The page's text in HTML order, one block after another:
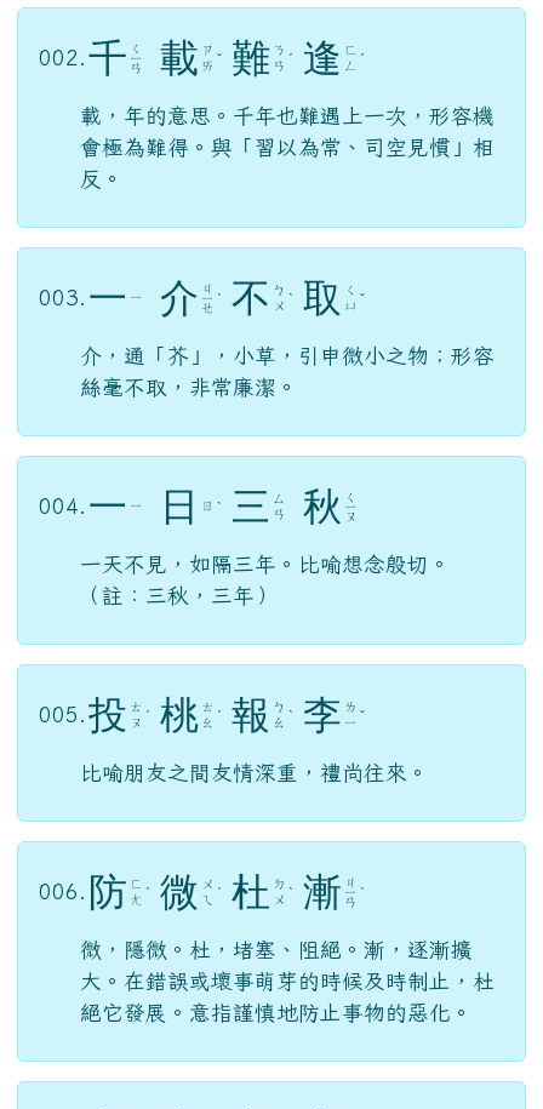
002. 千 ㄑ
ㄧ
ㄢ 載 ㄗ
ㄞ ˇ 難 ㄋ
ㄢ ˊ 逢 ㄈ
ㄥ
ˊ
載，年的意思。千年也難遇上一次，形容機
會極為難得。與「習以為常、司空見慣」相
反。
003. 一 ㄧ 介 ㄐ
ㄧ
ㄝ
ˋ 不 ㄅ
ㄨ ˋ 取
ㄑ
ㄩ ˇ
介，通「芥」，小草，引申微小之物；形容
絲毫不取，非常廉潔。
004. 一 ㄧ 日 ㄖ ˋ 三 ㄙ
ㄢ
秋 ㄑ
ㄧ
ㄡ
一天不見，如隔三年。比喻想念殷切。
（註：三秋，三年）
005. 投 ㄊ
ㄡ ˊ 桃 ㄊ
ㄠ ˊ 報 ㄅ
ㄠ ˋ 李 ㄌ
ㄧ ˇ
比喻朋友之間友情深重，禮尚往來。
006. 防 ㄈ
ㄤ ˊ 微 ㄨ
ㄟ
ˊ 杜 ㄉ
ㄨ ˋ 漸 ㄐ
ㄧ
ㄢ
ˋ
微，隱微。杜，堵塞、阻絕。漸，逐漸擴
大。在錯誤或壞事萌芽的時候及時制止，杜
絕它發展。意指謹慎地防止事物的惡化。